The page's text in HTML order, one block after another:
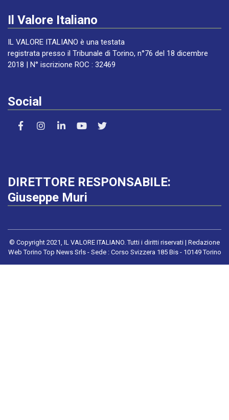
Il Valore Italiano
IL VALORE ITALIANO è una testata
registrata presso il Tribunale di Torino, n°76 del 18 dicembre
2018 | N° iscrizione ROC : 32469
Social
DIRETTORE RESPONSABILE:
Giuseppe Muri
© Copyright 2021, IL VALORE ITALIANO. Tutti i diritti riservati | Redazione
Web Torino Top News Srls - Sede : Corso Svizzera 185 Bis - 10149 Torino